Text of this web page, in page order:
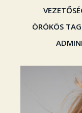
ÖRÖKÖS